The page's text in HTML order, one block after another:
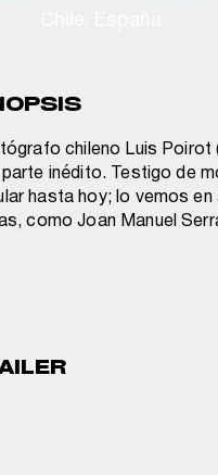
chileno Luis Poirot
parte inédito. Testigo de
hasta hoy; lo vemos
como Joan Manuel